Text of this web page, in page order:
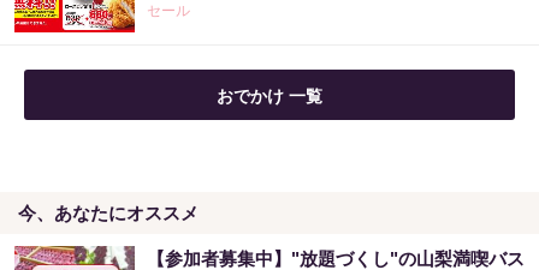
セール
おでかけ 一覧
今、あなたにオススメ
【参加者募集中】"放題づくし"の山梨満喫バス